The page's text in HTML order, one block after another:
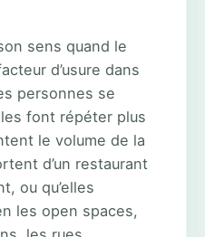
sens quand le
d’usure dans
personnes se
font répéter plus
le volume de la
d’un restaurant
ou qu’elles
les open spaces,